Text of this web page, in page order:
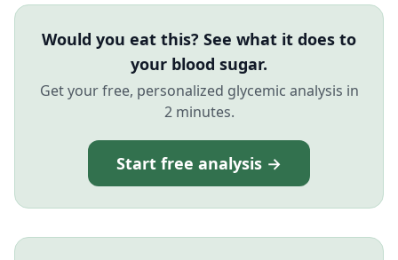
Would you eat this? See what it does to
your blood sugar.
Get your free, personalized glycemic analysis in
2 minutes.
Start free analysis →